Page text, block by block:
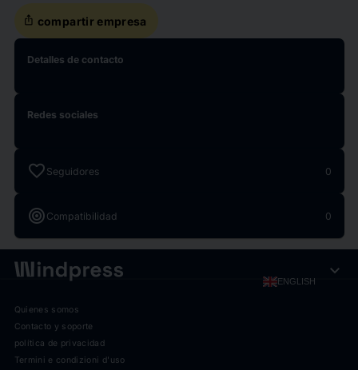
ios_share compartir empresa
Detalles de contacto
Redes sociales
favorite Seguidores 0
target Compatibilidad 0
ENGLISH expand_more
Quienes somos
Contacto y soporte
política de privacidad
Termini e condizioni d'uso